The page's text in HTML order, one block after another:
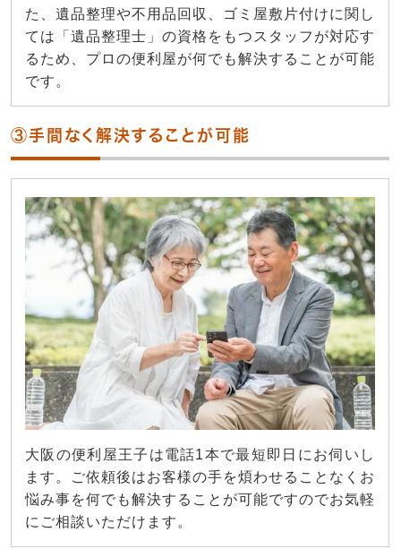
た、遺品整理や不用品回収、ゴミ屋敷片付けに関し
ては「遺品整理士」の資格をもつスタッフが対応す
るため、プロの便利屋が何でも解決することが可能
です。
③手間なく解決することが可能
大阪の便利屋王子は電話1本で最短即日にお伺いし
ます。ご依頼後はお客様の手を煩わせることなくお
悩み事を何でも解決することが可能ですのでお気軽
にご相談いただけます。